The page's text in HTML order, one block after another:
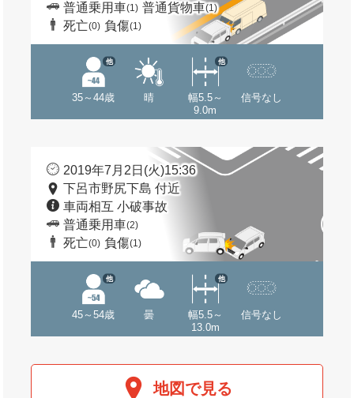
普通乗用車(1) 普通貨物車(1)
死亡(0) 負傷(1)
35～44歳
他
晴
幅5.5～
9.0m
他
信号なし
2019年7月2日(火)15:36
下呂市野尻下島 付近
車両相互 小破事故
普通乗用車(2)
死亡(0) 負傷(1)
45～54歳
他
曇
幅5.5～
13.0m
他
信号なし
地図で見る